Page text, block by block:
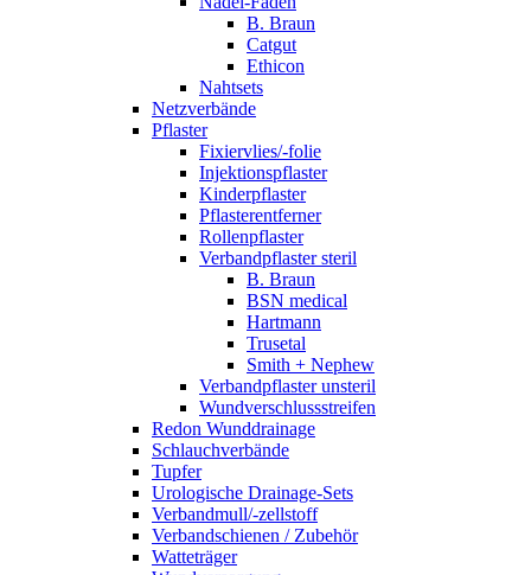
B. Braun
Catgut
Ethicon
Nahtsets
Netzverbände
Pflaster
Fixiervlies/-folie
Injektionspflaster
Kinderpflaster
Pflasterentferner
Rollenpflaster
Verbandpflaster steril
B. Braun
BSN medical
Hartmann
Trusetal
Smith + Nephew
Verbandpflaster unsteril
Wundverschlussstreifen
Redon Wunddrainage
Schlauchverbände
Tupfer
Urologische Drainage-Sets
Verbandmull/-zellstoff
Verbandschienen / Zubehör
Watteträger